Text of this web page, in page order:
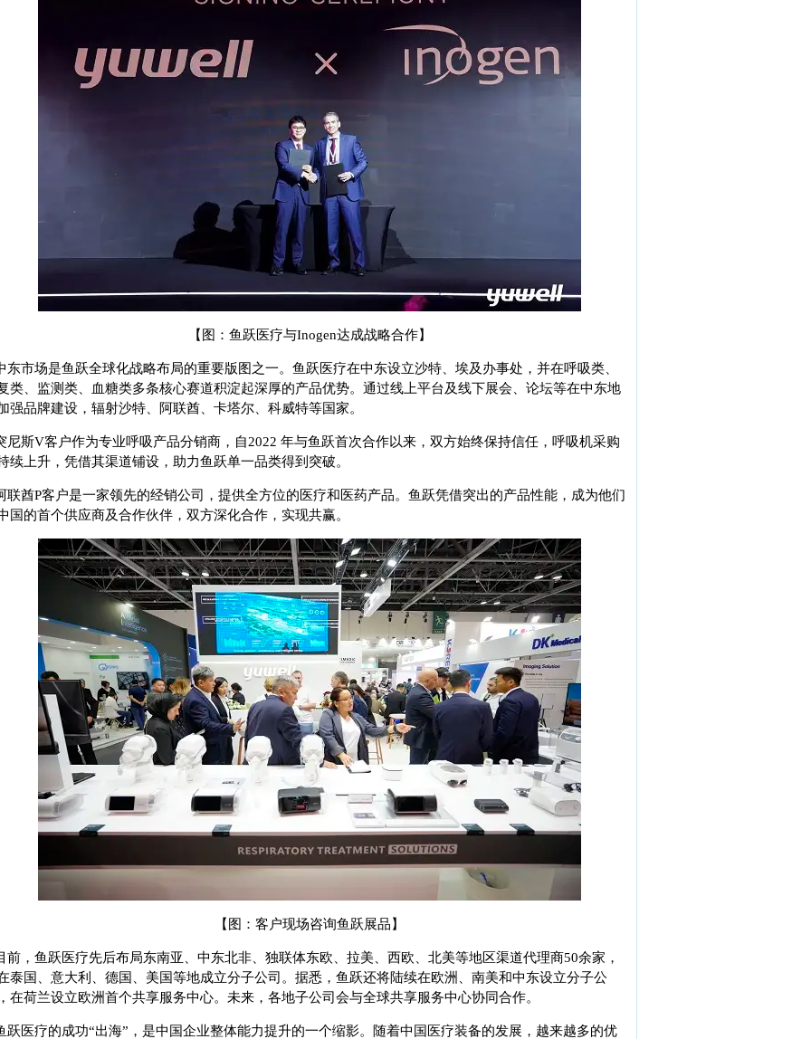
【图：鱼跃医疗与Inogen达成战略合作】
东市场是鱼跃全球化战略布局的重要版图之一。鱼跃医疗在中东设立沙特、埃及办事处，并在呼吸类、
类、监测类、血糖类多条核心赛道积淀起深厚的产品优势。通过线上平台及线下展会、论坛等在中东地
强品牌建设，辐射沙特、阿联酋、卡塔尔、科威特等国家。
尼斯V客户作为专业呼吸产品分销商，自2022 年与鱼跃首次合作以来，双方始终保持信任，呼吸机采购
续上升，凭借其渠道铺设，助力鱼跃单一品类得到突破。
联酋P客户是一家领先的经销公司，提供全方位的医疗和医药产品。鱼跃凭借突出的产品性能，成为他们
国的首个供应商及合作伙伴，双方深化合作，实现共赢。
【图：客户现场咨询鱼跃展品】
前，鱼跃医疗先后布局东南亚、中东北非、独联体东欧、拉美、西欧、北美等地区渠道代理商50余家，
泰国、意大利、德国、美国等地成立分子公司。据悉，鱼跃还将陆续在欧洲、南美和中东设立分子公
在荷兰设立欧洲首个共享服务中心。未来，各地子公司会与全球共享服务中心协同合作。
跃医疗的成功“出海”，是中国企业整体能力提升的一个缩影。随着中国医疗装备的发展，越来越多的优